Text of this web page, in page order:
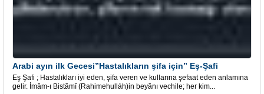
Arabi ayın ilk Gecesi”Hastalıkların şifa için” Eş-Şafi
Eş Şafi ; Hastalıkları iyi eden, şifa veren ve kullarına şefaat eden anlamına
gelir. İmâm-ı Bistâmî (Rahimehulláh)in beyânı vechile; her kim...